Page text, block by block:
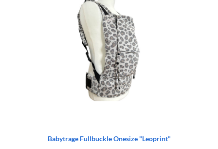
Babytrage Fullbuckle Onesize "Leoprint"